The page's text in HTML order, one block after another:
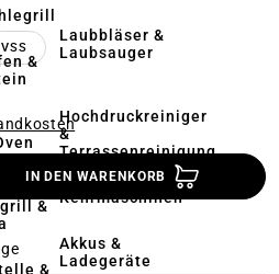
&
&
&
Laubbläser &
Laubsauger
Hochdruckreiniger
&
Terrassenreinigung
Kehrmaschinen
Akkus &
Ladegeräte
NICHT VERFÜGBAR.)
VSS
Produktes
IN DEN WARENKORB